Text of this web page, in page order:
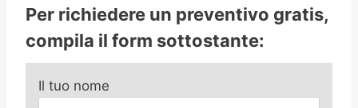
Per richiedere un preventivo gratis,
compila il form sottostante:
Il tuo nome